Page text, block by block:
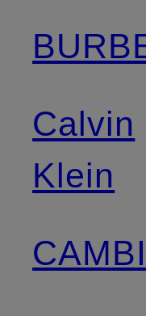
Calvin
Klein